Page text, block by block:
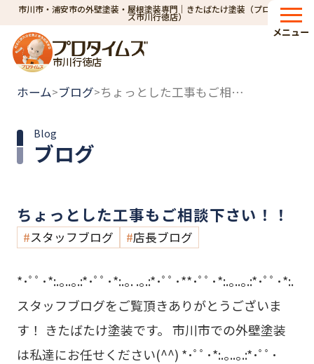
市川市・浦安市の外壁塗装・屋根塗装専門｜きたばたけ塗装（プロタイム
ズ市川行徳店）
市川行徳店
メニュー
ホーム>ブログ> ちょっとした工事もご相談下さい！！
ブログ
Blog
ちょっとした工事もご相談下さい！！
スタッフブログ 店長ブログ
*･ﾟﾟ･*:.｡..｡.:*･ﾟﾟ･*:.｡. .｡.:*･ﾟﾟ･**･ﾟﾟ･*:.｡..｡.:*･ﾟﾟ･*:.
スタッフブログをご覧頂きありがとうございま
す！ きたばたけ塗装です。 市川市での外壁塗装
は私達にお任せください(^^) *･ﾟﾟ･*:.｡..｡.:*･ﾟﾟ･